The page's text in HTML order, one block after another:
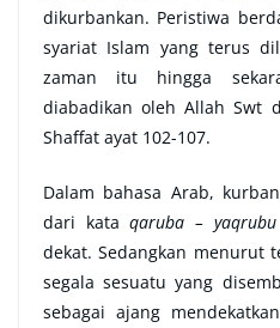
dikurbankan. Peristiwa
syariat Islam yang terus
zaman itu hingga
diabadikan oleh Allah Swt
Shaffat ayat 102-107.
Dalam bahasa Arab,
dari kataqaruba –
dekat. Sedangkan menurut
segala sesuatu yang
sebagai ajang